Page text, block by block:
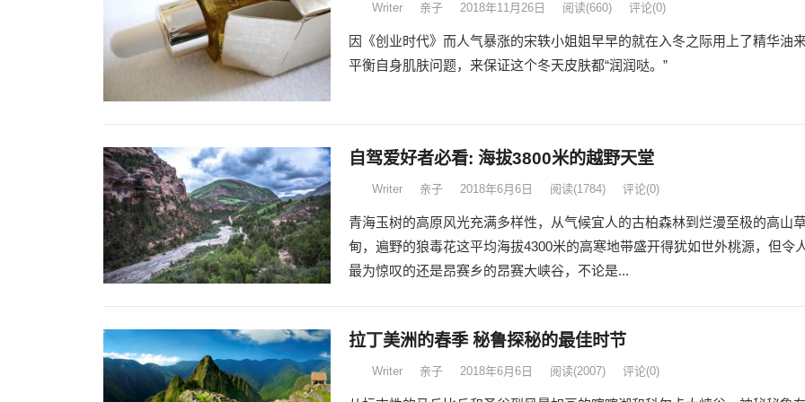
Writer 亲子 2018年11月26日 阅读(660) 评论(0)
因《创业时代》而人气暴涨的宋轶小姐姐早早的就在入冬之际用上了精华油
平衡自身肌肤问题，来保证这个冬天皮肤都“润润哒。”
自驾爱好者必看: 海拔3800米的越野天堂
Writer 亲子 2018年6月6日 阅读(1784) 评论(0)
青海玉树的高原风光充满多样性，从气候宜人的古柏森林到烂漫至极的高山
甸，遍野的狼毒花这平均海拔4300米的高寒地带盛开得犹如世外桃源，但令
最为惊叹的还是昂赛乡的昂赛大峡谷，不论是...
拉丁美洲的春季 秘鲁探秘的最佳时节
Writer 亲子 2018年6月6日 阅读(2007) 评论(0)